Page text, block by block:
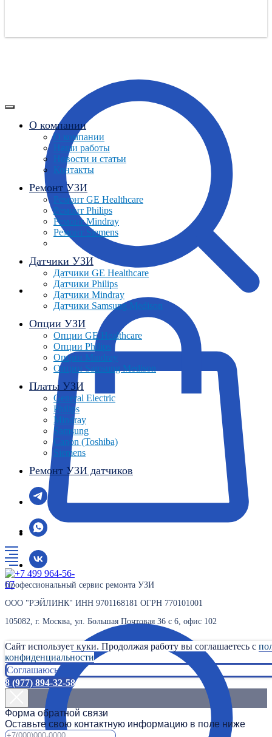
О компании
О компании
Наши работы
Новости и статьи
Контакты
Ремонт УЗИ
Ремонт GE Healthcare
Ремонт Philips
Ремонт Mindray
Ремонт Siemens
Датчики УЗИ
Датчики GE Healthcare
Датчики Philips
Датчики Mindray
Датчики Samsung Medison
Опции УЗИ
Опции GE Healthcare
Опции Philips
Опции Mindray
Опции Samsung Medison
Платы УЗИ
General Electric
Philips
Mindray
Samsung
Canon (Toshiba)
Siemens
Ремонт УЗИ датчиков
Профессиональный сервис ремонта УЗИ
ООО "РЭЙЛИНК" ИНН 9701168181 ОГРН 770101001
105082, г. Москва, ул. Большая Почтовая 36 с 6, офис 102
Сайт использует куки. Продолжая работу вы соглашаетесь с
конфиденциальности
Соглашаюсь
8 (977) 894-32-58
Форма обратной связи
Оставьте свою контактную информацию в поле ниже